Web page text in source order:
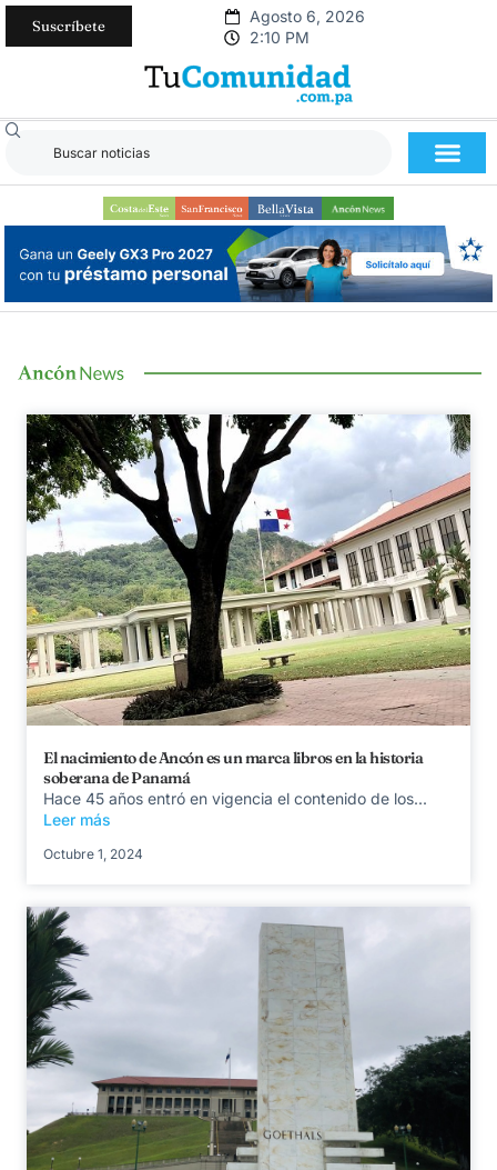
Suscríbete
Agosto 6, 2026
2:10 PM
El nacimiento de Ancón es un marca libros en la historia
soberana de Panamá
Hace 45 años entró en vigencia el contenido de los...
Leer más
Octubre 1, 2024